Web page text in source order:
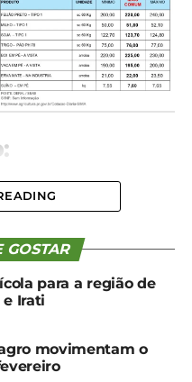
18+
agrícola para a
de novembro, 2024
"Guarapuava"
GOSTAR
para a região de
e Irati
movimentam o